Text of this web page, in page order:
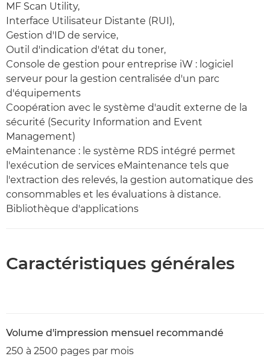
MF Scan Utility,
Interface Utilisateur Distante (RUI),
Gestion d'ID de service,
Outil d'indication d'état du toner,
Console de gestion pour entreprise iW : logiciel
serveur pour la gestion centralisée d'un parc
d'équipements
Coopération avec le système d'audit externe de la
sécurité (Security Information and Event
Management)
eMaintenance : le système RDS intégré permet
l'exécution de services eMaintenance tels que
l'extraction des relevés, la gestion automatique des
consommables et les évaluations à distance.
Bibliothèque d'applications
Caractéristiques générales
Volume d'impression mensuel recommandé
250 à 2500 pages par mois